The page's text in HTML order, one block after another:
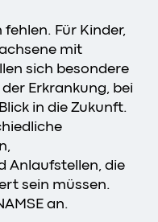
Für Kinder,
mit
sich besondere
Erkrankung, bei
in die Zukunft.
Anlaufstellen, die
sein müssen.
an.